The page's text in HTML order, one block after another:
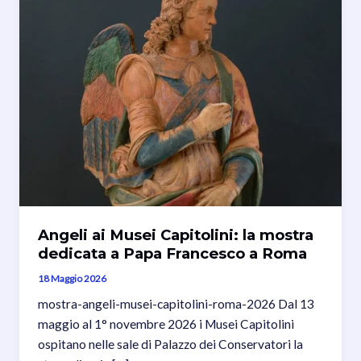
Angeli ai Musei Capitolini: la mostra
dedicata a Papa Francesco a Roma
18 Maggio 2026
mostra-angeli-musei-capitolini-roma-2026 Dal 13
maggio al 1° novembre 2026 i Musei Capitolini
ospitano nelle sale di Palazzo dei Conservatori la